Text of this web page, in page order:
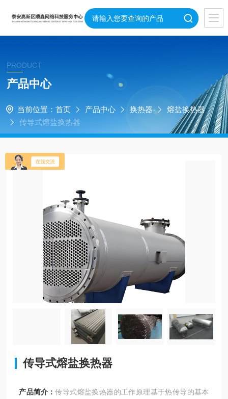
PRODUCT
产品中心
当前位置： 首页 产品中心 换热器
熔盐换热器
传导式熔盐换热器
传导式熔盐换热器
产品简介：传导式熔盐换热器的工作原理基于热传导的基本